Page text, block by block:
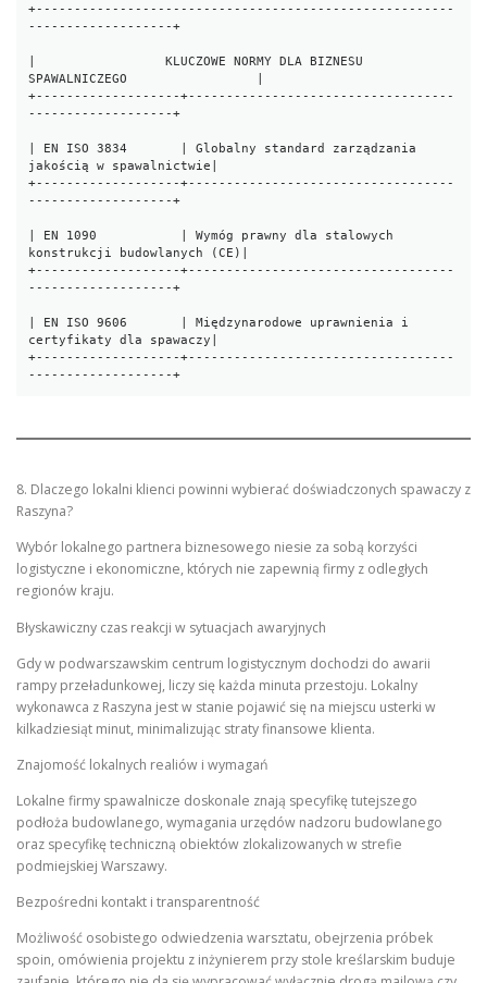
+-------------------------------------------------------
-------------------+
|                 KLUCZOWE NORMY DLA BIZNESU
SPAWALNICZEGO                 |
+-------------------+-----------------------------------
-------------------+
| EN ISO 3834       | Globalny standard zarządzania
jakością w spawalnictwie|
+-------------------+-----------------------------------
-------------------+
| EN 1090           | Wymóg prawny dla stalowych
konstrukcji budowlanych (CE)|
+-------------------+-----------------------------------
-------------------+
| EN ISO 9606       | Międzynarodowe uprawnienia i
certyfikaty dla spawaczy|
+-------------------+-----------------------------------
8. Dlaczego lokalni klienci powinni wybierać doświadczonych spawaczy z
Raszyna?
Wybór lokalnego partnera biznesowego niesie za sobą korzyści
logistyczne i ekonomiczne, których nie zapewnią firmy z odległych
regionów kraju.
Błyskawiczny czas reakcji w sytuacjach awaryjnych
Gdy w podwarszawskim centrum logistycznym dochodzi do awarii
rampy przeładunkowej, liczy się każda minuta przestoju. Lokalny
wykonawca z Raszyna jest w stanie pojawić się na miejscu usterki w
kilkadziesiąt minut, minimalizując straty finansowe klienta.
Znajomość lokalnych realiów i wymagań
Lokalne firmy spawalnicze doskonale znają specyfikę tutejszego
podłoża budowlanego, wymagania urzędów nadzoru budowlanego
oraz specyfikę techniczną obiektów zlokalizowanych w strefie
podmiejskiej Warszawy.
Bezpośredni kontakt i transparentność
Możliwość osobistego odwiedzenia warsztatu, obejrzenia próbek
spoin, omówienia projektu z inżynierem przy stole kreślarskim buduje